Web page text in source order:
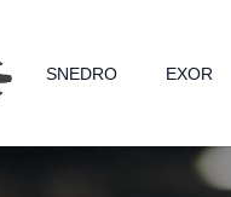
SNEDRO EXOR